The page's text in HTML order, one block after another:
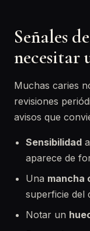
Señales
necesitar
Muchas caries
revisiones
avisos que
Sensibilidad
aparece de
Una mancha
superficie del
Notar un